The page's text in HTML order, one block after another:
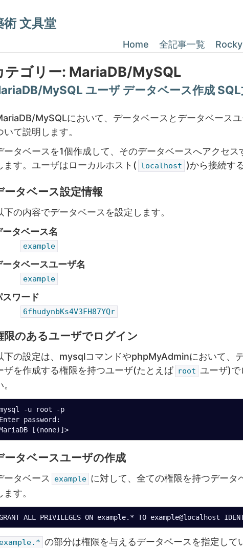
文具堂
Home 全記事一覧
テゴリー: MariaDB/MySQL
MySQL ユーザ データベース作成
MySQLにおいて、データベースとデータベース
いて説明します。
ータベースを1個作成して、そのデータベースへアクセ
ます。ユーザはローカルホスト( localhost )から接続す
ータベース設定情報
下の内容でデータベースを設定します。
ータベース名
example
ータベースユーザ名
example
スワード
6fhudynbKs4V3FH87YQr
限のあるユーザでログイン
下の設定は、mysqlコマンドやphpMyAdminにおいて、
ザを作成する権限を持つユーザ(たとえば root ユーザ)で
-u root -p
Enter password:
ータベースユーザの作成
ータベース example に対して、全ての権限を持つデータ
ます。
example.* の部分は権限を与えるデータベースを指定して